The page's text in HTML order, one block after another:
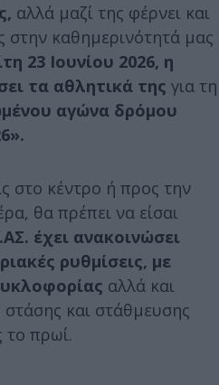
αλλά μαζί της φέρνει και
στην καθημερινότητά μας
23 Ιουνίου 2026, η
τα αθλητικά της για τη
αγώνα δρόμου
στο κέντρο ή προς την
θα πρέπει να είσαι
έχει ανακοινώσει
ρυθμίσεις, με
αλλά και
και στάθμευσης
το πρωί.